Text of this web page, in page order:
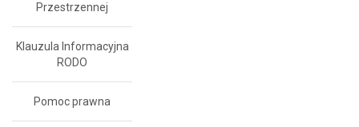
Przestrzennej
Klauzula Informacyjna
RODO
Pomoc prawna